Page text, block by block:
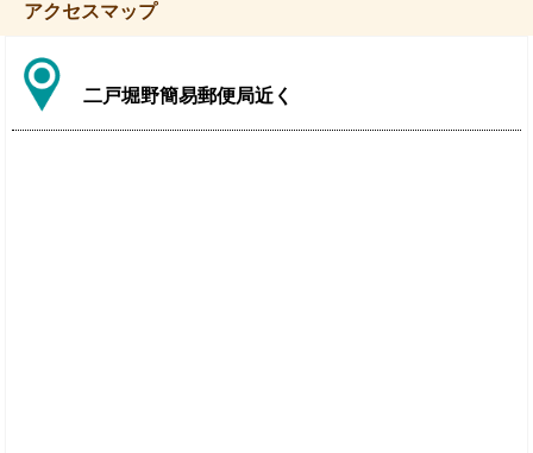
アクセスマップ
二戸堀野簡易郵便局近く